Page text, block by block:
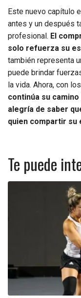
Este nuevo capítulo
antes y un después
profesional. El
solo refuerza su
también representa
puede brindar
la vida. Ahora, con
continúa su
alegría de saber
quien compartir su
Te puede